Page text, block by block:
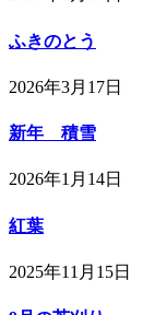
ふきのとう
2026年3月17日
新年 積雪
2026年1月14日
紅葉
2025年11月15日